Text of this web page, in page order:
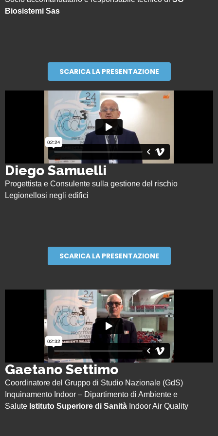
Biosistemi Sas
SCARICA LA PRESENTAZIONE
Diego Samuelli
Progettista e Consulente sulla gestione del rischio
Legionellosi negli edifici
SCARICA LA PRESENTAZIONE
Gaetano Settimo
Coordinatore del Gruppo di Studio Nazionale (GdS)
Inquinamento Indoor – Dipartimento di Ambiente e
Salute Istituto Superiore di Sanità Indoor Air Quality